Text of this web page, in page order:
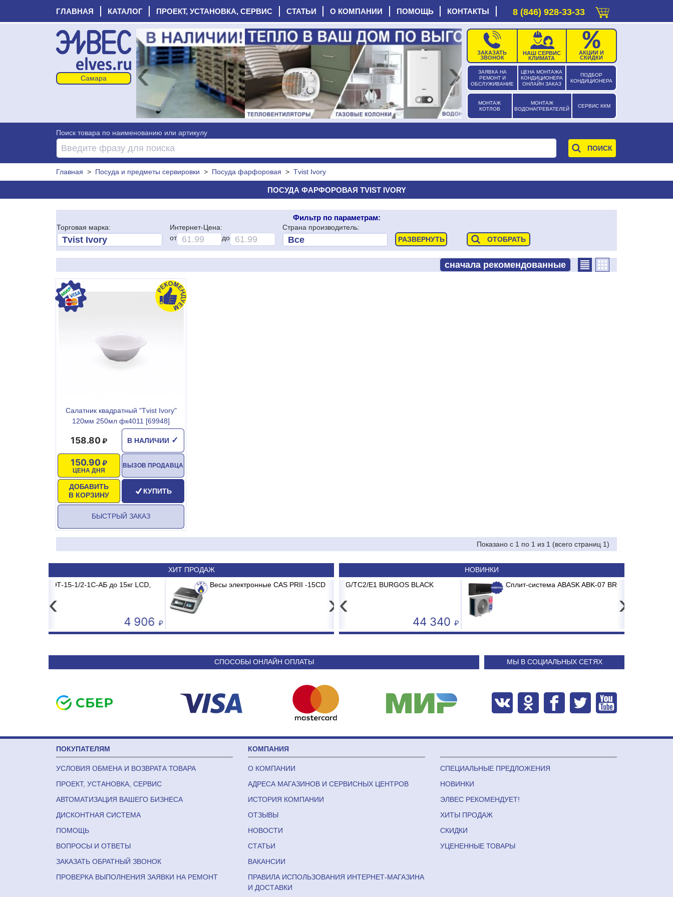
ГЛАВНАЯ КАТАЛОГ ПРОЕКТ, УСТАНОВКА, СЕРВИС СТАТЬИ О КОМПАНИИ ПОМОЩЬ КОНТАКТЫ 8 (846) 928-33-33
ЗАЯВКА НА
РЕМОНТ И
ОБСЛУЖИВАНИЕ
ЦЕНА МОНТАЖА
КОНДИЦИОНЕРА
ОНЛАЙН ЗАКАЗ
ПОДБОР
КОНДИЦИОНЕРА
МОНТАЖ
КОТЛОВ
МОНТАЖ
ВОДОНАГРЕВАТЕЛЕЙ
СЕРВИС ККМ
ЗАКАЗАТЬ
ЗВОНОК
НАШ СЕРВИС
КЛИМАТА
АКЦИИ И
СКИДКИ
‹ ›
Поиск товара по наименованию или артикулу
Главная > Посуда и предметы сервировки > Посуда фарфоровая > Tvist Ivory
ПОСУДА ФАРФОРОВАЯ TVIST IVORY
ХИТ ПРОДАЖ
1С-АБ до 15кг LCD,
Весы электронные CAS PRII -15CD до 15 кг 2/5г Картридж мех.очистки ITA PP-10 1-я ступень
‹ ›
НОВИНКИ
MB2/E1 MADRID INVERTER
Сплит-система ABASK ABK-12 BRG/TC2/E1 BURGOS BLACK Сплит-система ABASK ABK-07 BRG/TC2/E1 BURGOS BLACK
‹ ›
СПОСОБЫ ОНЛАЙН ОПЛАТЫ МЫ В СОЦИАЛЬНЫХ СЕТЯХ
Фильтр по параметрам:
Торговая марка:
Интернет-Цена:
от
до
Страна производитель:
Cалатник квадратный "Tvist Ivory"
120мм 250мл фк4011 [69948]
В НАЛИЧИИ ✓
158.80
ЦЕНА ДНЯ
150.90
ДОБАВИТЬ
В КОРЗИНУ
ВЫЗОВ ПРОДАВЦА
КУПИТЬ
БЫСТРЫЙ ЗАКАЗ
Показано с 1 по 1 из 1 (всего страниц 1)
ПОКУПАТЕЛЯМ
УСЛОВИЯ ОБМЕНА И ВОЗВРАТА ТОВАРА
ПРОЕКТ, УСТАНОВКА, СЕРВИС
АВТОМАТИЗАЦИЯ ВАШЕГО БИЗНЕСА
ДИСКОНТНАЯ СИСТЕМА
ПОМОЩЬ
ВОПРОСЫ И ОТВЕТЫ
ЗАКАЗАТЬ ОБРАТНЫЙ ЗВОНОК
ПРОВЕРКА ВЫПОЛНЕНИЯ ЗАЯВКИ НА РЕМОНТ
КОМПАНИЯ
О КОМПАНИИ
АДРЕСА МАГАЗИНОВ И СЕРВИСНЫХ ЦЕНТРОВ
ИСТОРИЯ КОМПАНИИ
ОТЗЫВЫ
НОВОСТИ
СТАТЬИ
ВАКАНСИИ
ПРАВИЛА ИСПОЛЬЗОВАНИЯ ИНТЕРНЕТ-МАГАЗИНА
И ДОСТАВКИ
СПЕЦИАЛЬНЫЕ ПРЕДЛОЖЕНИЯ
НОВИНКИ
ЭЛВЕС РЕКОМЕНДУЕТ!
ХИТЫ ПРОДАЖ
СКИДКИ
УЦЕНЕННЫЕ ТОВАРЫ